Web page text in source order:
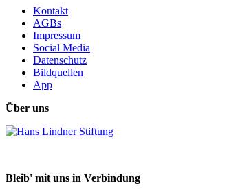
Kontakt
AGBs
Impressum
Social Media
Datenschutz
Bildquellen
App
Über uns
Bleib' mit uns in Verbindung